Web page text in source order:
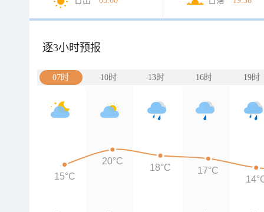
逐3小时预报
07时 10时 13时 16时 19时
15°C
20°C
18°C
17°C